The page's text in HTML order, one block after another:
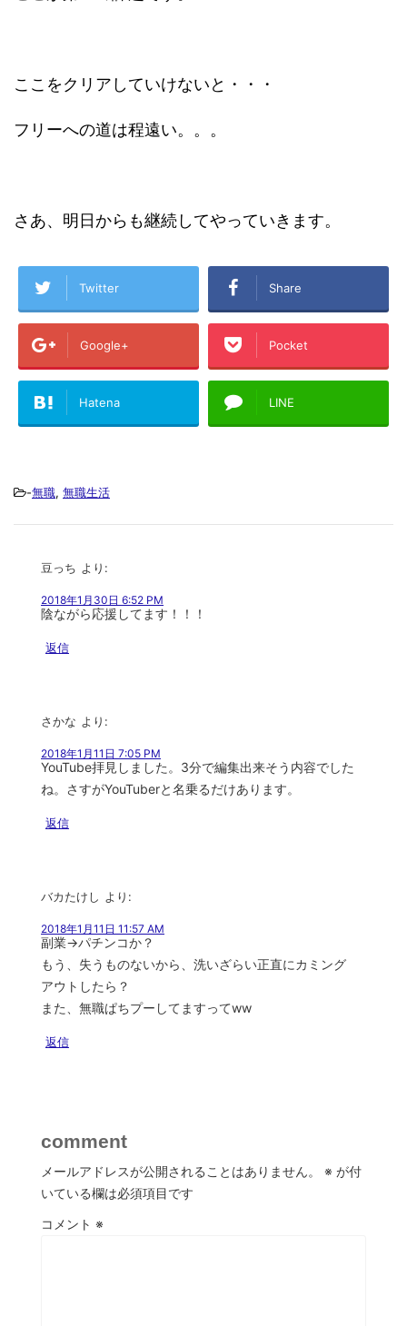
ここをクリアしていけないと・・・
フリーへの道は程遠い。。。
さあ、明日からも継続してやっていきます。
Twitter Share
Google+ Pocket
Hatena LINE
-無職, 無職生活
豆っち より:
2018年1月30日 6:52 PM
陰ながら応援してます！！！
返信
さかな より:
2018年1月11日 7:05 PM
YouTube拝見しました。3分で編集出来そう内容でした
ね。さすがYouTuberと名乗るだけあります。
返信
バカたけし より:
2018年1月11日 11:57 AM
副業→パチンコか？
もう、失うものないから、洗いざらい正直にカミング
アウトしたら？
また、無職ぱちプーしてますってww
返信
comment
メールアドレスが公開されることはありません。 ※ が付
いている欄は必須項目です
コメント ※